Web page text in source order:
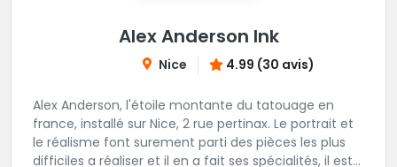
Alex Anderson Ink
Nice 4.99 (30 avis)
Alex Anderson, l'étoile montante du tatouage en
france, installé sur Nice, 2 rue pertinax. Le portrait et
le réalisme font surement parti des pièces les plus
difficiles a réaliser et il en a fait ses spécialités, il est